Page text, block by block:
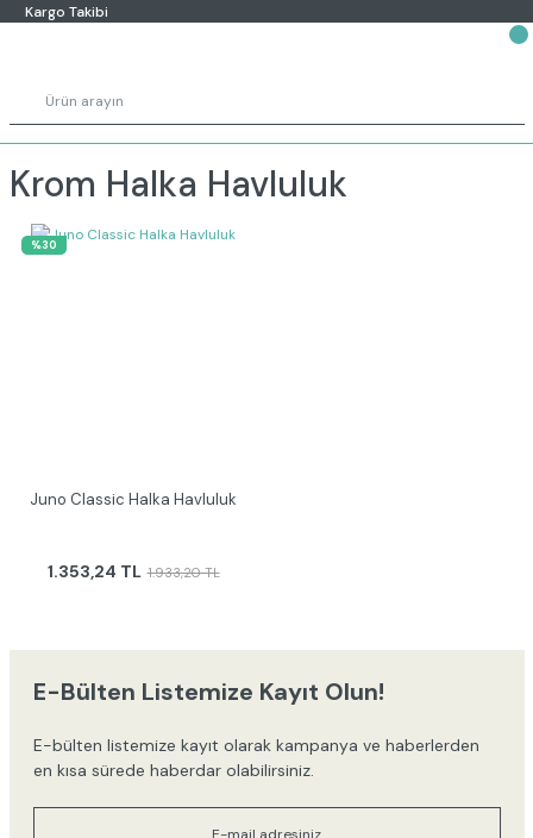
Kargo Takibi
Krom Halka Havluluk
%30
Juno Classic Halka Havluluk
1.353,24 TL 1.933,20 TL
E-Bülten Listemize Kayıt Olun!
E-bülten listemize kayıt olarak kampanya ve haberlerden
en kısa sürede haberdar olabilirsiniz.